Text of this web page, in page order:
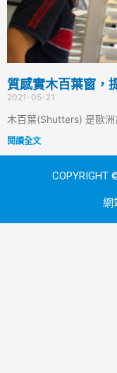
質感實木百葉窗，
2021-05-21
木百葉(Shutters) 是歐
閱讀全文
COPYRIGHT
網